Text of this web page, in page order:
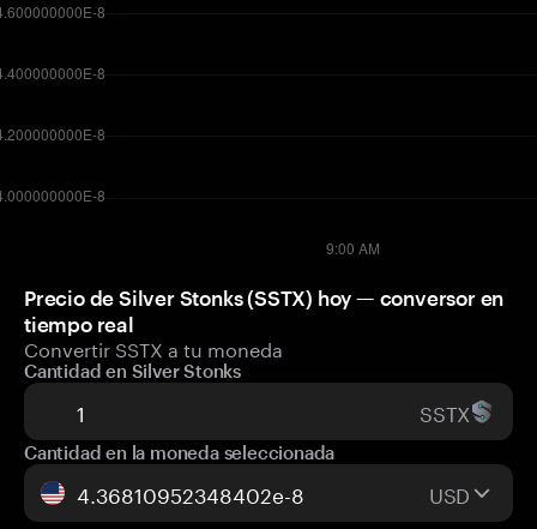
Precio de Silver Stonks (SSTX) hoy — conversor en
tiempo real
Convertir SSTX a tu moneda
Cantidad en Silver Stonks
SSTX
Cantidad en la moneda seleccionada
USD